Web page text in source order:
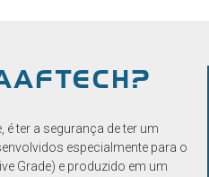
é ter a segurança de ter um
especialmente para o
Grade) e produzido em um